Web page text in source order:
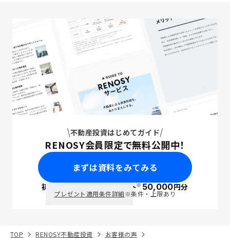
不動産投資はじめてガイド
RENOSY会員限定で無料公開中！
まずは資料をみてみる
初回面談で ポイント※50,000円分
プレゼント適用条件詳細※条件・上限あり
TOP RENOSY不動産投資
お客様の声